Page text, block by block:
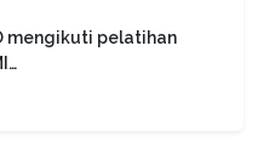
mengikuti pelatihan